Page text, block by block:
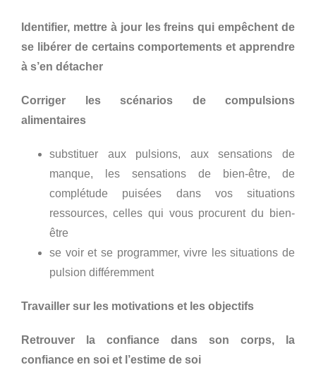
Identifier, mettre à jour les freins qui empêchent de
se libérer de certains comportements et apprendre
à s’en détacher
Corriger les scénarios de compulsions
alimentaires
substituer aux pulsions, aux sensations de
manque, les sensations de bien-être, de
complétude puisées dans vos situations
ressources, celles qui vous procurent du bien-
être
se voir et se programmer, vivre les situations de
pulsion différemment
Travailler sur les motivations et les objectifs
Retrouver la confiance dans son corps, la
confiance en soi et l’estime de soi